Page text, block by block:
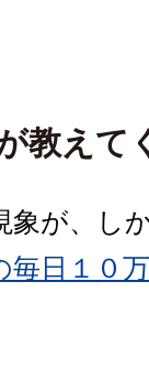
教えて
象が、し
毎日１０